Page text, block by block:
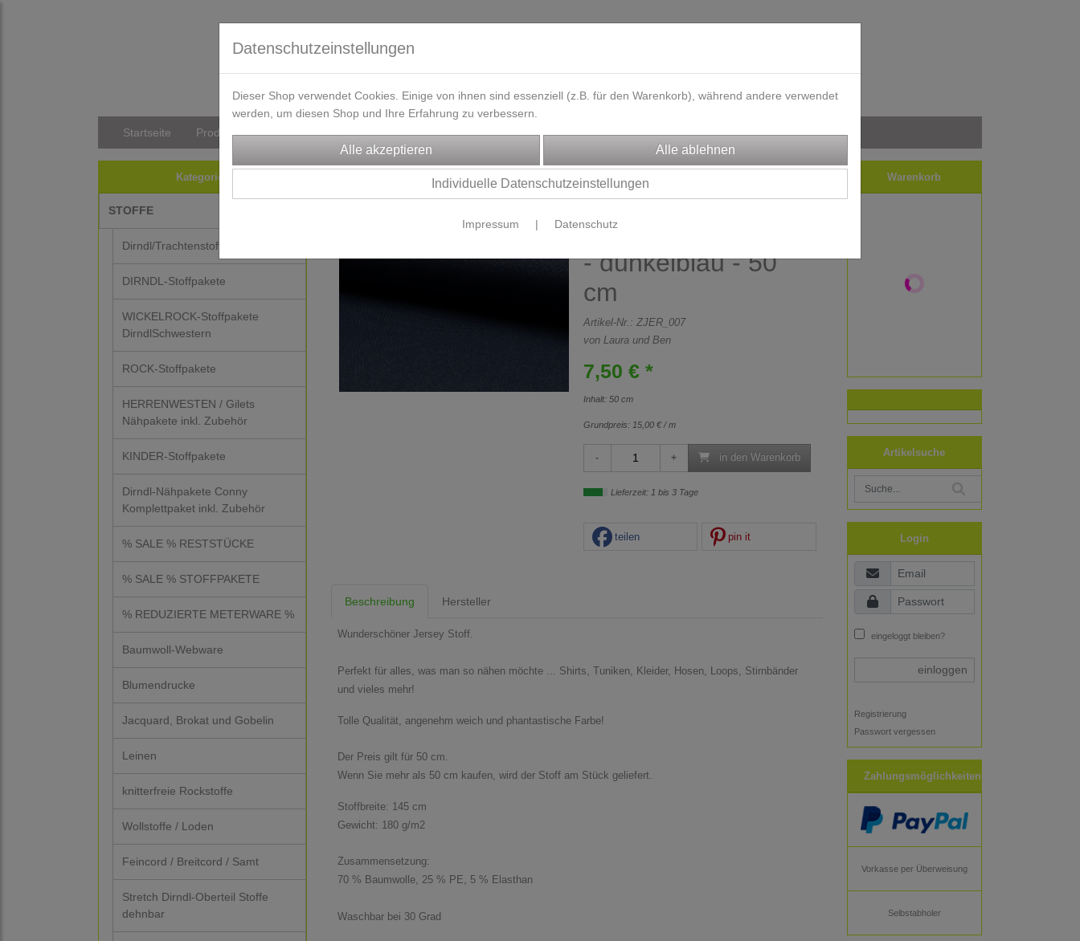
Startseite Produkte Versandkosten/Lieferzeit Kontakt / Öffnungszeiten Gutscheine Designbeispiele Impressum
Kategorien
STOFFE
Dirndl/Trachtenstoffe
DIRNDL-Stoffpakete
WICKELROCK-Stoffpakete
DirndlSchwestern
ROCK-Stoffpakete
HERRENWESTEN / Gilets
Nähpakete inkl. Zubehör
KINDER-Stoffpakete
Dirndl-Nähpakete Conny
Komplettpaket inkl. Zubehör
% SALE % RESTSTÜCKE
% SALE % STOFFPAKETE
% REDUZIERTE METERWARE %
Baumwoll-Webware
Blumendrucke
Jacquard, Brokat und Gobelin
Leinen
knitterfreie Rockstoffe
Wollstoffe / Loden
Feincord / Breitcord / Samt
Stretch Dirndl-Oberteil Stoffe
dehnbar
STOFFE Jersey / Baumwolljersey
Jersey Stoff - Jeans
- dunkelblau - 50
cm
Artikel-Nr.: ZJER_007
von Laura und Ben
7,50 € *
Inhalt: 50 cm
Grundpreis: 15,00 € / m
in den Warenkorb
Lieferzeit: 1 bis 3 Tage
teilen pin it
Beschreibung Hersteller
Wunderschöner Jersey Stoff.
Perfekt für alles, was man so nähen möchte ... Shirts, Tuniken, Kleider, Hosen, Loops, Stirnbänder
und vieles mehr!
Tolle Qualität, angenehm weich und phantastische Farbe!
Der Preis gilt für 50 cm.
Wenn Sie mehr als 50 cm kaufen, wird der Stoff am Stück geliefert.
Stoffbreite: 145 cm
Gewicht: 180 g/m2
Zusammensetzung:
70 % Baumwolle, 25 % PE, 5 % Elasthan
Waschbar bei 30 Grad
Warenkorb
Artikelsuche
Login
eingeloggt bleiben?
einloggen
Registrierung
Passwort vergessen
Zahlungsmöglichkeiten
Vorkasse per Überweisung
Selbstabholer
Datenschutzeinstellungen
Dieser Shop verwendet Cookies. Einige von ihnen sind essenziell (z.B. für den Warenkorb), während andere verwendet
werden, um diesen Shop und Ihre Erfahrung zu verbessern.
Individuelle Datenschutzeinstellungen
Impressum | Datenschutz